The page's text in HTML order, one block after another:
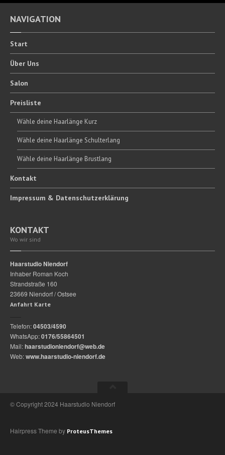
NAVIGATION
Start
Über Uns
Salon
Preisliste
Wähle deine Haarlänge Kurz
Wähle deine Haarlänge Schulterlang
Wähle deine Haarlänge Brustlang
Kontakt
Impressum & Datenschutzerklärung
KONTAKT
Wo wir sind
Haarstudio Niendorf
Inhaber Roman Koch
Strandstraße 160
23669 Niendorf / Ostsee
Anfahrt Karte
Telefon:04503/4590
WhatsApp:0176/55864501
Mail:haarstudioniendorf@web.de
Web:www.haarstudio-niendorf.de
© Copyright 2024 Haarstudio Niendorf
Hairpress Theme by ProteusThemes